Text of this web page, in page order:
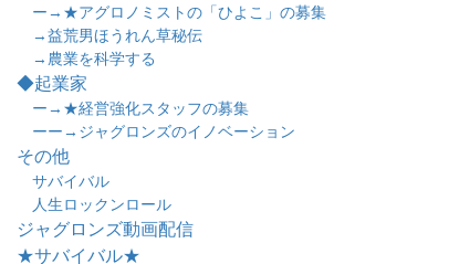
ー→★アグロノミストの「ひよこ」の募集
→益荒男ほうれん草秘伝
→農業を科学する
◆起業家
ー→★経営強化スタッフの募集
ーー→ジャグロンズのイノベーション
その他
サバイバル
人生ロックンロール
ジャグロンズ動画配信
★サバイバル★